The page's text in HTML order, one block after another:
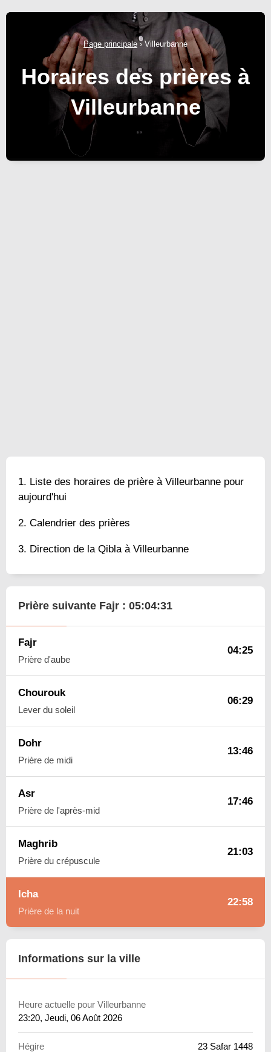
Page principale›Villeurbanne
Horaires des prières à
Villeurbanne
Liste des horaires de prière à Villeurbanne pour
aujourd'hui
Calendrier des prières
Direction de la Qibla à Villeurbanne
Prière suivante Fajr : 05:04:30
Fajr
Prière d'aube
04:25
Chourouk
Lever du soleil
06:29
Dohr
Prière de midi
13:46
Asr
Prière de l'après-mid
17:46
Maghrib
Prière du crépuscule
21:03
Icha
Prière de la nuit
22:58
Informations sur la ville
Heure actuelle pour Villeurbanne
23:20, Jeudi, 06 Août 2026
Hégire 23 Safar 1448